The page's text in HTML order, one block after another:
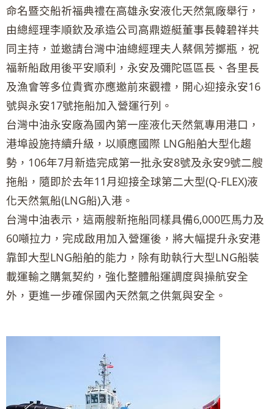
命名暨交船祈福典禮在高雄永安液化天然氣廠舉行，
由總經理李順欽及承造公司高鼎遊艇董事長韓碧祥共
同主持，並邀請台灣中油總經理夫人蔡佩芳擲瓶，祝
福新船啟用後平安順利，永安及彌陀區區長、各里長
及漁會等多位貴賓亦應邀前來觀禮，開心迎接永安16
號與永安17號拖船加入營運行列。
台灣中油永安廠為國內第一座液化天然氣專用港口，
港埠設施持續升級，以順應國際 LNG船舶大型化趨
勢，106年7月新造完成第一批永安8號及永安9號二艘
拖船，隨即於去年11月迎接全球第二大型(Q-FLEX)液
化天然氣船(LNG船)入港。
台灣中油表示，這兩艘新拖船同樣具備6,000匹馬力及
60噸拉力，完成啟用加入營運後，將大幅提升永安港
靠卸大型LNG船舶的能力，除有助執行大型LNG船裝
載運輸之購氣契約，強化整體船運調度與操航安全
外，更進一步確保國內天然氣之供氣與安全。